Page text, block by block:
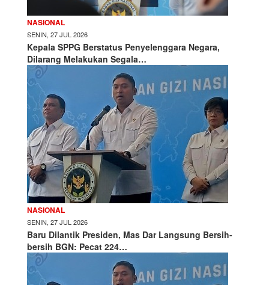
NASIONAL
SENIN, 27 JUL 2026
Kepala SPPG Berstatus Penyelenggara Negara,
Dilarang Melakukan Segala…
NASIONAL
SENIN, 27 JUL 2026
Baru Dilantik Presiden, Mas Dar Langsung Bersih-
bersih BGN: Pecat 224…